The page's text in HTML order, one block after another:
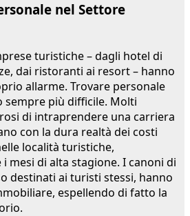
nel Settore
turistiche – dagli hotel di
dai ristoranti ai resort – hanno
allarme. Trovare personale
sempre più difficile. Molti
di intraprendere una carriera
con la dura realtà dei costi
località turistiche,
mesi di alta stagione. I canoni di
destinati ai turisti stessi, hanno
espellendo di fatto la